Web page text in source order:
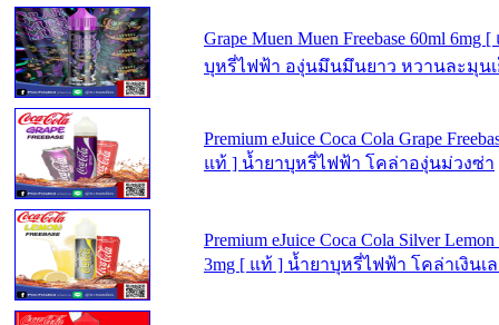
Grape Muen Muen Freebase 60ml 6mg
บุหรี่ไฟฟ้า องุ่นมึนมึนยาว หวานละมุน
Premium eJuice Coca Cola Grape
แท้ ] น้ำยาบุหรี่ไฟฟ้า โคล่าองุ่นม่วงซ่า
Premium eJuice Coca Cola Silver Lemon
3mg [ แท้ ] น้ำยาบุหรี่ไฟฟ้า โคล่าเงินเ